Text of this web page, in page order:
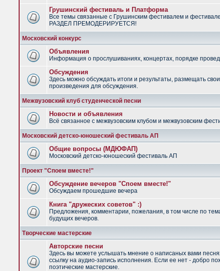
Грушинский фестиваль и Платформа
Все темы связанные с Грушинским фестивалем и
РАЗДЕЛ ПРЕМОДЕРИРУЕТСЯ!
Московский конкурс
Объявления
Информация о прослушиваниях, концертах, порядке
Обсуждения
Здесь можно обсуждать итоги и результаты, размещать
произведения для обсуждения.
Межвузовский клуб студенческой песни
Новости и объявления
Всё связанное с межвузовским клубом и межвузовским
Московский детско-юношеский фестиваль АП
Общие вопросы (МДЮФАП)
Московский детско-юношеский фестиваль АП
Проект "Споем вместе!"
Обсуждение вечеров "Споем вместе!"
Обсуждаем прошедшие вечера
Книга "дружеских советов" :)
Предложения, комментарии, пожелания, в том числе по
будущих вечеров.
Творческие мастерские
Авторские песни
Здесь вы можете услышать мнение о написаных вами
ссылку на аудио-запись исполнения. Если ее нет - добро
поэтические мастерские.